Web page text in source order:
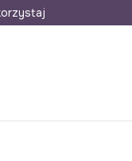
30 dni na zwrot